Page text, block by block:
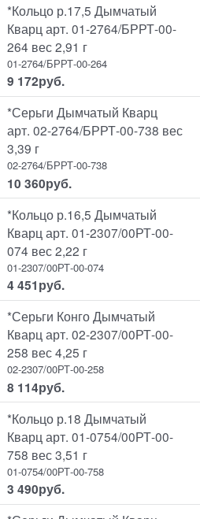
*Кольцо р.17,5 Дымчатый
Кварц арт. 01-2764/БРРТ-00-
264 вес 2,91 г
01-2764/БРРТ-00-264
9 172руб.
*Серьги Дымчатый Кварц
арт. 02-2764/БРРТ-00-738 вес
3,39 г
02-2764/БРРТ-00-738
10 360руб.
*Кольцо р.16,5 Дымчатый
Кварц арт. 01-2307/00РТ-00-
074 вес 2,22 г
01-2307/00РТ-00-074
4 451руб.
*Серьги Конго Дымчатый
Кварц арт. 02-2307/00РТ-00-
258 вес 4,25 г
02-2307/00РТ-00-258
8 114руб.
*Кольцо р.18 Дымчатый
Кварц арт. 01-0754/00РТ-00-
758 вес 3,51 г
01-0754/00РТ-00-758
3 490руб.